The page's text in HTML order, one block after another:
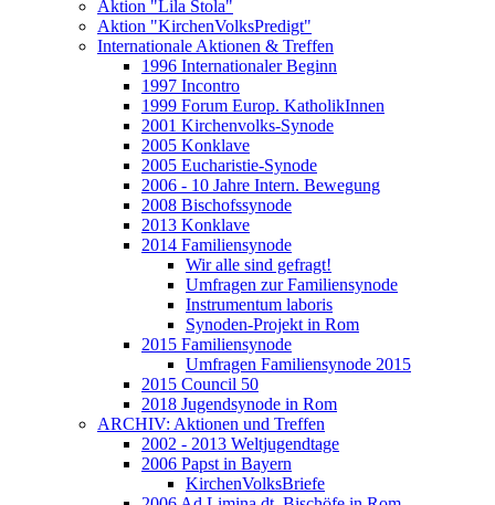
Aktion "Lila Stola"
Aktion "KirchenVolksPredigt"
Internationale Aktionen & Treffen
1996 Internationaler Beginn
1997 Incontro
1999 Forum Europ. KatholikInnen
2001 Kirchenvolks-Synode
2005 Konklave
2005 Eucharistie-Synode
2006 - 10 Jahre Intern. Bewegung
2008 Bischofssynode
2013 Konklave
2014 Familiensynode
Wir alle sind gefragt!
Umfragen zur Familiensynode
Instrumentum laboris
Synoden-Projekt in Rom
2015 Familiensynode
Umfragen Familiensynode 2015
2015 Council 50
2018 Jugendsynode in Rom
ARCHIV: Aktionen und Treffen
2002 - 2013 Weltjugendtage
2006 Papst in Bayern
KirchenVolksBriefe